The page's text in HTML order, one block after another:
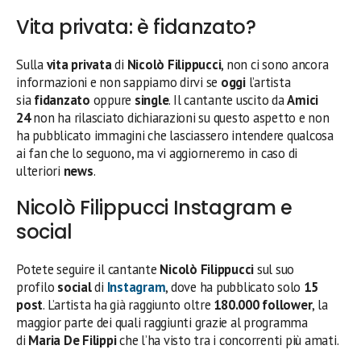
Vita privata: è fidanzato?
Sullavita privatadi Nicolò Filippucci, non ci sono ancora
informazioni e non sappiamo dirvi se oggi l’artista
siafidanzato oppure single. Il cantante uscito daAmici
24non ha rilasciato dichiarazioni su questo aspetto e non
ha pubblicato immagini che lasciassero intendere qualcosa
ai fan che lo seguono, ma vi aggiorneremo in caso di
ulteriori news.
Nicolò Filippucci Instagram e
social
Potete seguire il cantante Nicolò Filippuccisul suo
profilo socialdi Instagram, dove ha pubblicato solo 15
post. L’artista ha già raggiunto oltre 180.000 follower, la
maggior parte dei quali raggiunti grazie al programma
di Maria De Filippiche l’ha visto tra i concorrenti più amati.